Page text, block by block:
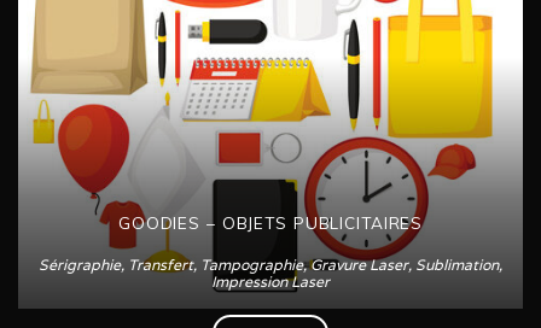
GOODIES – OBJETS PUBLICITAIRES
Sérigraphie, Transfert, Tampographie, Gravure Laser, Sublimation,
Impression Laser